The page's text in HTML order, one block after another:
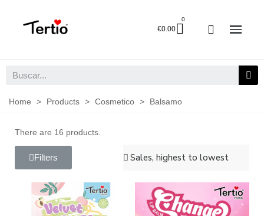
€0.00
Home > Products > Cosmetico > Balsamo
There are 16 products.
Filters